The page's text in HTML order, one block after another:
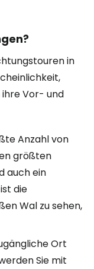
in
ihre Vor- und
Anzahl von
größten
auch ein
die
Wal zu sehen,
Ort
Sie mit